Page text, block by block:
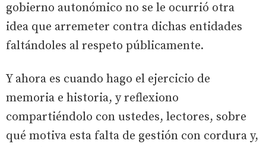
gobierno autonómico no se le ocurrió otra
idea que arremeter contra dichas entidades
faltándoles al respeto públicamente.
Y ahora es cuando hago el ejercicio de
memoria e historia, y reflexiono
compartiéndolo con ustedes, lectores, sobre
qué motiva esta falta de gestión con cordura y,